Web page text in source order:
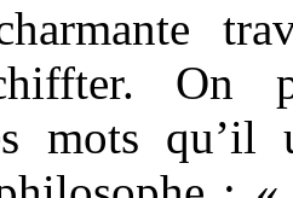
On
mots qu’il